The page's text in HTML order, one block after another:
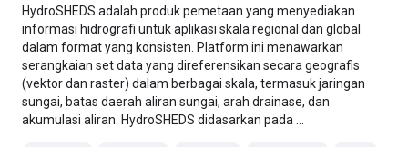
HydroSHEDS adalah produk pemetaan yang menyediakan
informasi hidrografi untuk aplikasi skala regional dan global
dalam format yang konsisten. Platform ini menawarkan
serangkaian set data yang direferensikan secara geografis
(vektor dan raster) dalam berbagai skala, termasuk jaringan
sungai, batas daerah aliran sungai, arah drainase, dan
akumulasi aliran. HydroSHEDS didasarkan pada …